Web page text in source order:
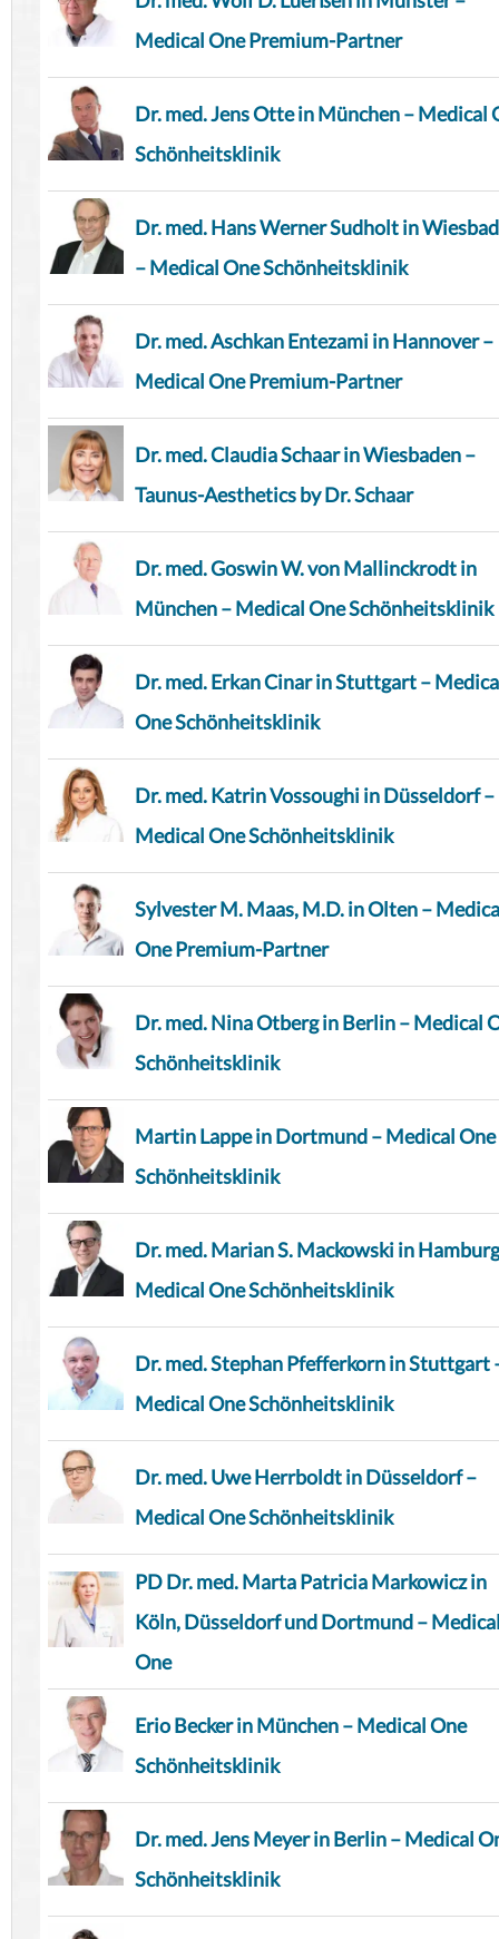
Medical One Premium-Partner
Dr. med. Jens Otte in München – Medical
Schönheitsklinik
Dr. med. Hans Werner Sudholt in
– Medical One Schönheitsklinik
Dr. med. Aschkan Entezami in Hannover –
Medical One Premium-Partner
Dr. med. Claudia Schaar in Wiesbaden –
Taunus-Aesthetics by Dr. Schaar
Dr. med. Goswin W. von Mallinckrodt in
München – Medical One Schönheitsklinik
Dr. med. Erkan Cinar in Stuttgart –
One Schönheitsklinik
Dr. med. Katrin Vossoughi in Düsseldorf –
Medical One Schönheitsklinik
Sylvester M. Maas, M.D. in Olten –
One Premium-Partner
Dr. med. Nina Otberg in Berlin – Medical
Schönheitsklinik
Martin Lappe in Dortmund – Medical One
Schönheitsklinik
Dr. med. Marian S. Mackowski in
Medical One Schönheitsklinik
Dr. med. Stephan Pfefferkorn in Stuttgart
Medical One Schönheitsklinik
Dr. med. Uwe Herrboldt in Düsseldorf –
Medical One Schönheitsklinik
PD Dr. med. Marta Patricia Markowicz in
Köln, Düsseldorf und Dortmund –
One
Erio Becker in München – Medical One
Schönheitsklinik
Dr. med. Jens Meyer in Berlin – Medical
Schönheitsklinik